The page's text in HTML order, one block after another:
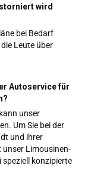
wird
bei Bedarf
Leute über
Autoservice für
unser
Um Sie bei der
und ihrer
Limousinen-
konzipierte